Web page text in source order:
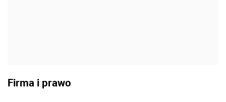
Firma i prawo